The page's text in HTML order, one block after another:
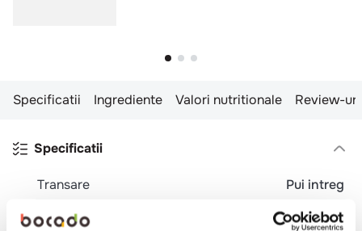
Specificatii Ingrediente Valori nutritionale Review-uri
Specificatii
Transare
Pui intreg
Prelucrare
Cu os Cu piele